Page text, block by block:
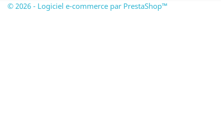
© 2026 - Logiciel e-commerce par PrestaShop™